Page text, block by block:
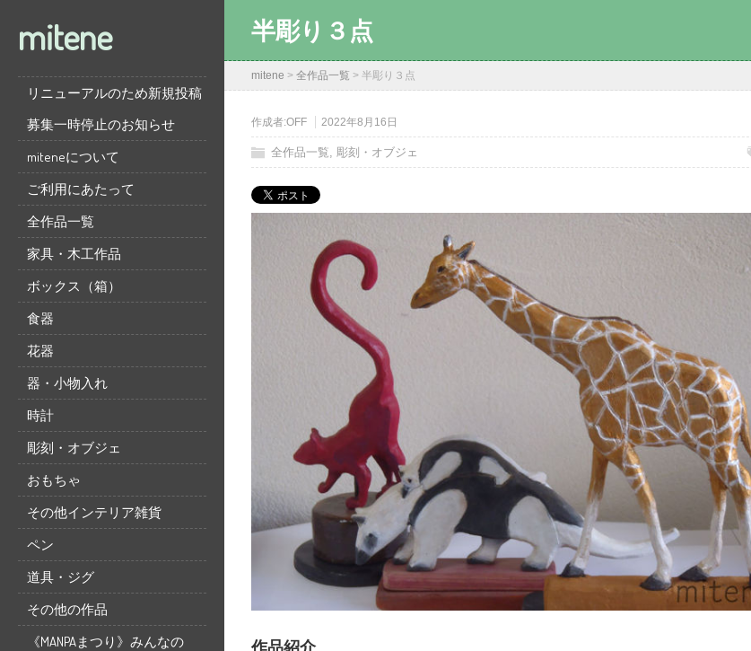
mitene
リニューアルのため新規投稿
募集一時停止のお知らせ
miteneについて
ご利用にあたって
全作品一覧
家具・木工作品
ボックス（箱）
食器
花器
器・小物入れ
時計
彫刻・オブジェ
おもちゃ
その他インテリア雑貨
ペン
道具・ジグ
その他の作品
《MANPAまつり》みんなの
半彫り３点
mitene > 全作品一覧 > 半彫り３点
作成者:OFF 2022年8月16日
全作品一覧, 彫刻・オブジェ
作品紹介